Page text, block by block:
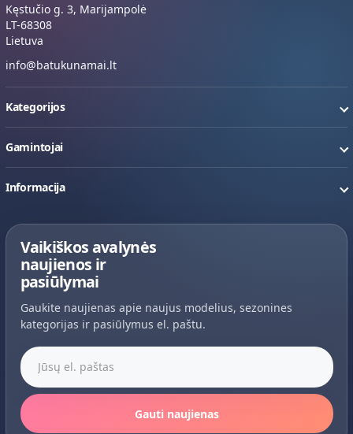
Kęstučio g. 3, Marijampolė
LT-68308
Lietuva
info@batukunamai.lt
Kategorijos
Gamintojai
Informacija
Vaikiškos avalynės
naujienos ir
pasiūlymai
Gaukite naujienas apie naujus modelius, sezonines
kategorijas ir pasiūlymus el. paštu.
Jūsų el. paštas
Gauti naujienas